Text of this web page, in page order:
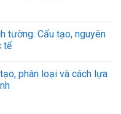
tường: Cấu tạo, nguyên
tế
phân loại và cách lựa